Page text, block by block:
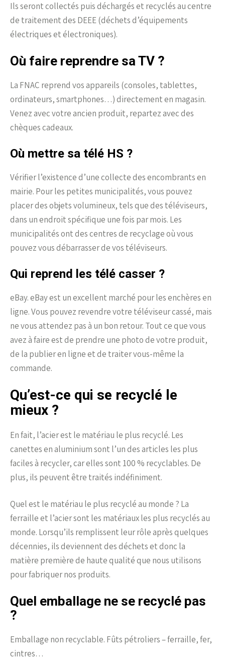
Ils seront collectés puis déchargés et recyclés au centre
de traitement des DEEE (déchets d’équipements
électriques et électroniques).
Où faire reprendre sa TV ?
La FNAC reprend vos appareils (consoles, tablettes,
ordinateurs, smartphones…) directement en magasin.
Venez avec votre ancien produit, repartez avec des
chèques cadeaux.
Où mettre sa télé HS ?
Vérifier l’existence d’une collecte des encombrants en
mairie. Pour les petites municipalités, vous pouvez
placer des objets volumineux, tels que des téléviseurs,
dans un endroit spécifique une fois par mois. Les
municipalités ont des centres de recyclage où vous
pouvez vous débarrasser de vos téléviseurs.
Qui reprend les télé casser ?
eBay. eBay est un excellent marché pour les enchères en
ligne. Vous pouvez revendre votre téléviseur cassé, mais
ne vous attendez pas à un bon retour. Tout ce que vous
avez à faire est de prendre une photo de votre produit,
de la publier en ligne et de traiter vous-même la
commande.
Qu’est-ce qui se recyclé le
mieux ?
En fait, l’acier est le matériau le plus recyclé. Les
canettes en aluminium sont l’un des articles les plus
faciles à recycler, car elles sont 100 % recyclables. De
plus, ils peuvent être traités indéfiniment.
Quel est le matériau le plus recyclé au monde ? La
ferraille et l’acier sont les matériaux les plus recyclés au
monde. Lorsqu’ils remplissent leur rôle après quelques
décennies, ils deviennent des déchets et donc la
matière première de haute qualité que nous utilisons
pour fabriquer nos produits.
Quel emballage ne se recyclé pas
?
Emballage non recyclable. Fûts pétroliers – ferraille, fer,
cintres…